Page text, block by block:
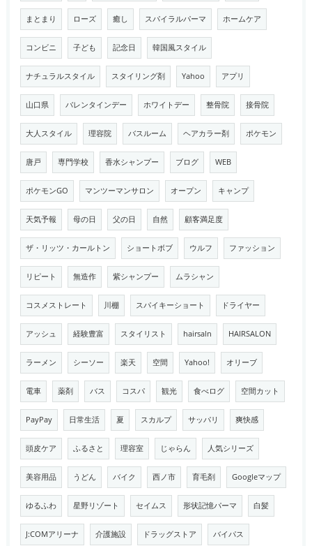
まとまり ローズ 癒し スパイラルパーマ ホームケア
コンビニ 子ども 記念日 韓国風スタイル
ナチュラルスタイル スタイリング剤 Yahoo アプリ
山口県 バレンタインデー ホワイトデー 整骨院 接骨院
大人スタイル 理容院 バスルーム ヘアカラー剤 ポケモン
唐戸 専門学校 香水シャンプー ブログ WEB
ポケモンGO マンツーマンサロン オープン キャンプ
天気予報 母の日 父の日 自然 顧客満足度
ザ・リッツ・カールトン ショートボブ ウルフ ファッション
リピート 無造作 紫シャンプー ムラシャン
コスメストレート 川棚 スパイキーショート ドライヤー
アッシュ 経験豊富 スタイリスト hairsaln HAIRSALON
ラーメン シーソー 楽天 空間 Yahoo! オリーブ
電車 薬剤 バス コスパ 観光 食べログ 空間カット
PayPay 日常生活 夏 スカルプ サッパリ 爽快感
頭皮ケア ふるさと 理容室 じゃらん 人気シリーズ
美容用品 うどん バイク 西ノ市 育毛剤 Googleマップ
ゆるふわ 星野リゾート セイムス 形状記憶パーマ 白髪
J:COMアリーナ 介護施設 ドラッグストア バイパス